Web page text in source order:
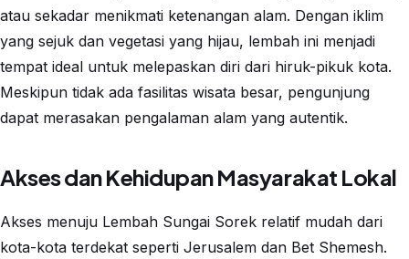
atau sekadar menikmati ketenangan alam. Dengan iklim
yang sejuk dan vegetasi yang hijau, lembah ini menjadi
tempat ideal untuk melepaskan diri dari hiruk-pikuk kota.
Meskipun tidak ada fasilitas wisata besar, pengunjung
dapat merasakan pengalaman alam yang autentik.
Akses dan Kehidupan Masyarakat Lokal
Akses menuju Lembah Sungai Sorek relatif mudah dari
kota-kota terdekat seperti Jerusalem dan Bet Shemesh.